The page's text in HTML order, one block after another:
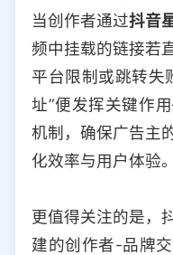
当创作者通过抖音
频中挂载的链接若
平台限制或跳转失
址”便发挥关键作
机制，确保广告主
化效率与用户体验。
更值得关注的是，
建的创作者-品牌